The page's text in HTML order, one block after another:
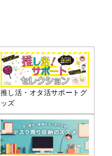
推し活・オタ活サポートグ
ッズ